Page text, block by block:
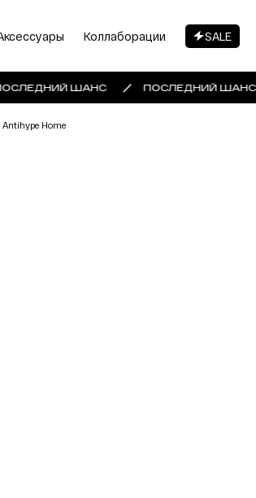
Коллаборации SALE
ШАНС ПОСЛЕДНИЙ ШАНС
Home